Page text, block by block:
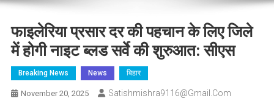
फाइलेरिया प्रसार दर की पहचान के लिए जिले
में होगी नाइट ब्लड सर्वे की शुरुआत: सीएस
Breaking News News बिहार
November 20, 2025 Satishmishra9116@gmail.com